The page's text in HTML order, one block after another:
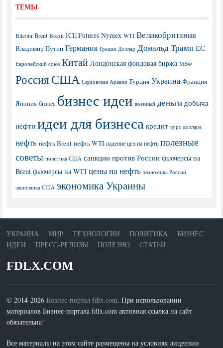
ТЕМЫ
Bitcoin Brent Brexit ICE Futures Nymex WTI Великобритания
Владимир Путин Германия Греция Доллар Дональд Трамп ЕС
Европейский союз Китай Лондонская фондовая биржа МВФ
РоссияСША Саудовская Аравия Турция Украина Франция
Япония бизнес бизнес идеи военный деньги добыча
нефти идеи для бизнеса кредит курс доллара
нефть нефть Brent нефть WTI падение цен на нефть полезные
советы политика США санкции против России фьючерсы на
Brent фьючерсы на WTI цены на нефть экономика России
экономика США экономика Украины
УКРАИНА МИР ТЕХНОЛОГИИ ПОЛИТИКА
БИЗНЕС
ИДЕИ
ПРЕСС-РЕЛИЗЫ ПОЛЕЗНО СТАТЬИ
FDLX.COM
© 2014-2026Бизнес-портал fdlx.com. При использовании
материалов Бизнес-портала fdlx.com активная ссылка на сайт
обязательна!
Все материалы на этом сайте размещены на условиях лицензии